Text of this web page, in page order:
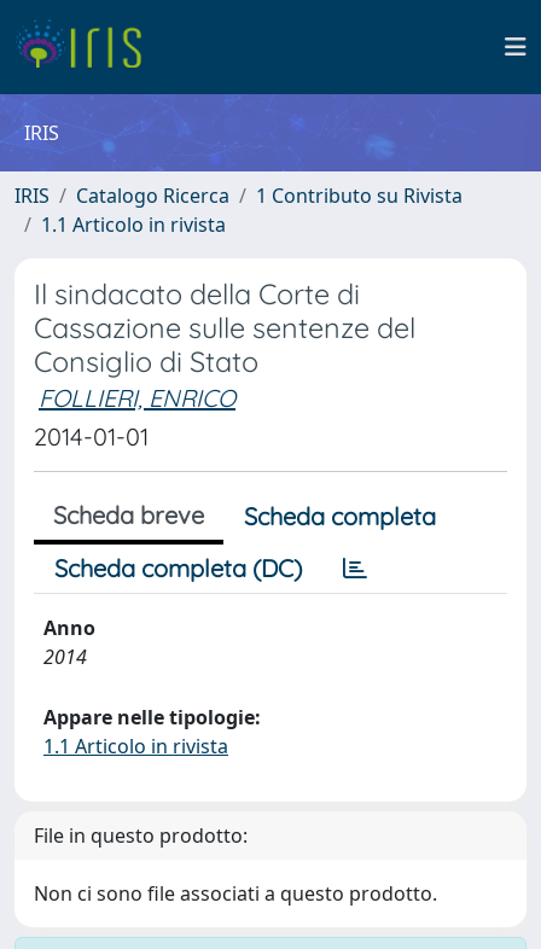
IRIS
IRIS Catalogo Ricerca
1 Contributo su Rivista
1.1 Articolo in rivista
Il sindacato della Corte di
Cassazione sulle sentenze del
Consiglio di Stato
FOLLIERI, ENRICO
2014-01-01
Scheda breve
Scheda completa
Scheda completa (DC)
Anno
2014
Appare nelle tipologie:
1.1 Articolo in rivista
File in questo prodotto:
Non ci sono file associati a questo prodotto.